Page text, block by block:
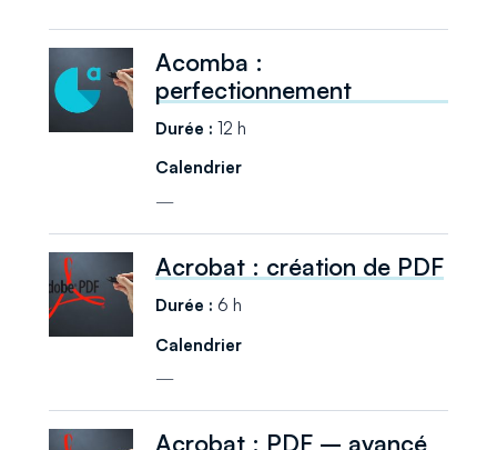
Acomba :
perfectionnement
12 h
—
Acrobat : création de PDF
6 h
—
Acrobat : PDF – avancé